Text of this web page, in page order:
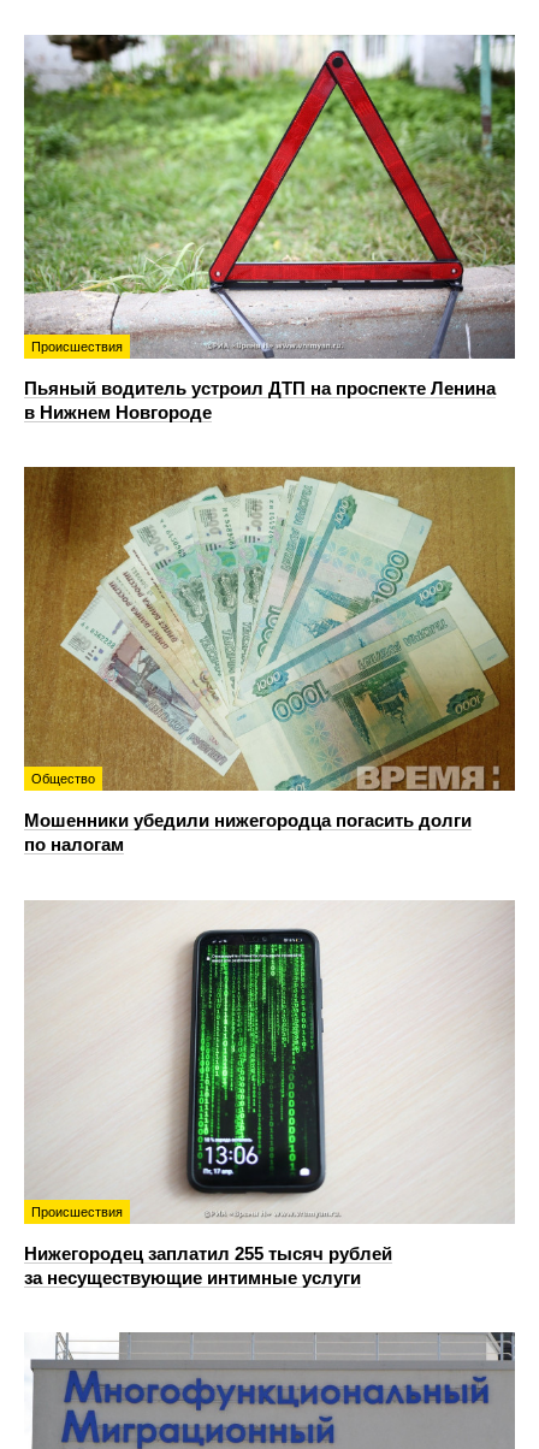
Происшествия
Пьяный водитель устроил ДТП на проспекте Ленина
в Нижнем Новгороде
Общество
Мошенники убедили нижегородца погасить долги
по налогам
Происшествия
Нижегородец заплатил 255 тысяч рублей
за несуществующие интимные услуги